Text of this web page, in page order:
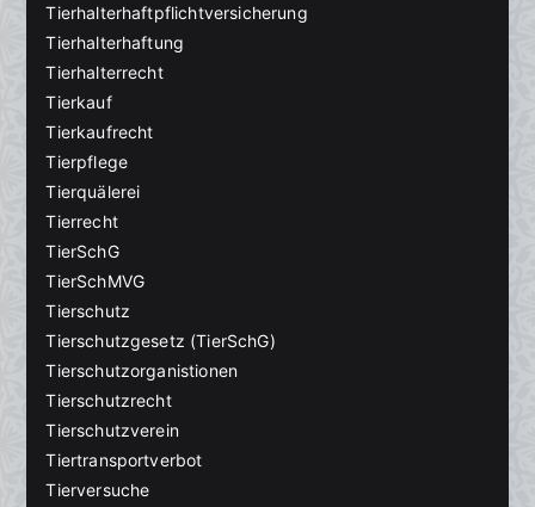
Tierhalterhaftpflichtversicherung
Tierhalterhaftung
Tierhalterrecht
Tierkauf
Tierkaufrecht
Tierpflege
Tierquälerei
Tierrecht
TierSchG
TierSchMVG
Tierschutz
Tierschutzgesetz (TierSchG)
Tierschutzorganistionen
Tierschutzrecht
Tierschutzverein
Tiertransportverbot
Tierversuche